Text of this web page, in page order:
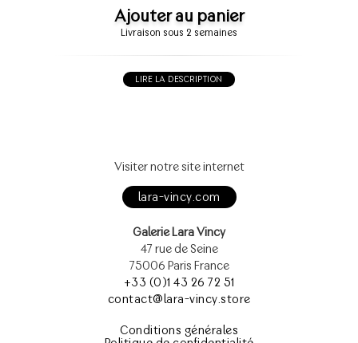
Ajouter au panier
Livraison sous 2 semaines
LIRE LA DESCRIPTION
Visiter notre site internet
lara-vincy.com
Galerie Lara Vincy
47 rue de Seine
75006 Paris France
+33 (0)1 43 26 72 51
contact@lara-vincy.store
Conditions générales